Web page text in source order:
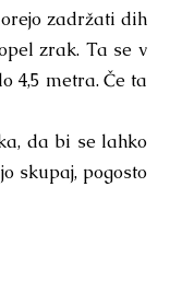
zadržati dih
zrak. Ta se v
4,5 metra. Če ta
da bi se lahko
skupaj, pogosto